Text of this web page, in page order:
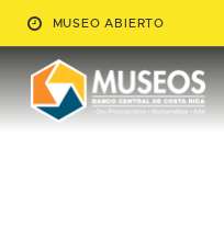
MUSEO ABIERTO